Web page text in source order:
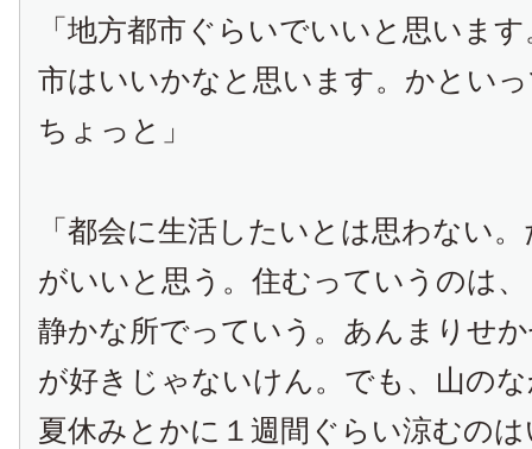
「地方都市ぐらいでいいと思いま
市はいいかなと思います。かとい
ちょっと」
「都会に生活したいとは思わない
がいいと思う。住むっていうのは
静かな所でっていう。あんまりせ
が好きじゃないけん。でも、山の
夏休みとかに１週間ぐらい涼むの